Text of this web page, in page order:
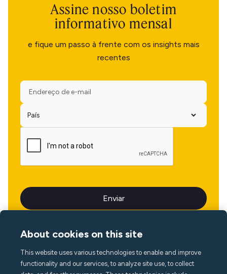
Assine nosso boletim
informativo mensal
e fique um passo à frente com os insights mais
recentes
Idioma
About cookies on this site
This website uses various technologies to enable and improve
functionality and our services, to analyze site use, to collect